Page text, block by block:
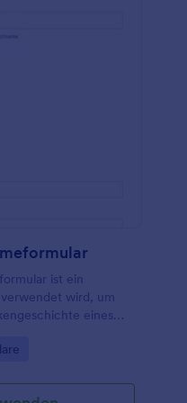
oder als
ist ein
wird, um
eines